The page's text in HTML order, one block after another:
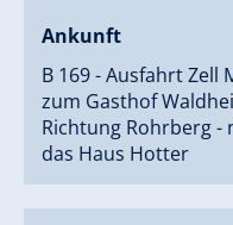
Tauche ein in die
genieße die friedliche
Möglichkeit bietet, die
Kurzaufenthalt
PKW-Parkplatz
Barzahlung
Ankunft
B 169 - Ausfahrt Zell
zum Gasthof
Richtung Rohrberg -
das Haus Hotter